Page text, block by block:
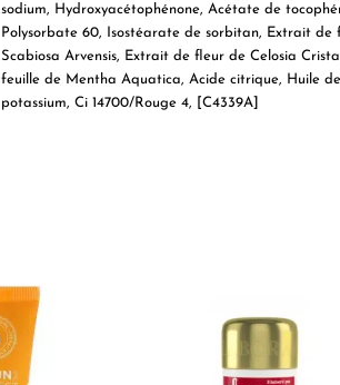
sodium, Hydroxyacétophénone, Acétate de
Polysorbate 60, Isostéarate de sorbitan, Extrait
Scabiosa Arvensis, Extrait de fleur de Celosia
feuille de Mentha Aquatica, Acide citrique, Huile
potassium, Ci 14700/Rouge 4, [C4339A]